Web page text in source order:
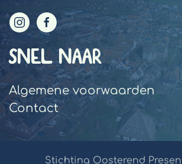
SNEL NAAR
Algemene voorwaarden
Contact
Stichting Oosterend